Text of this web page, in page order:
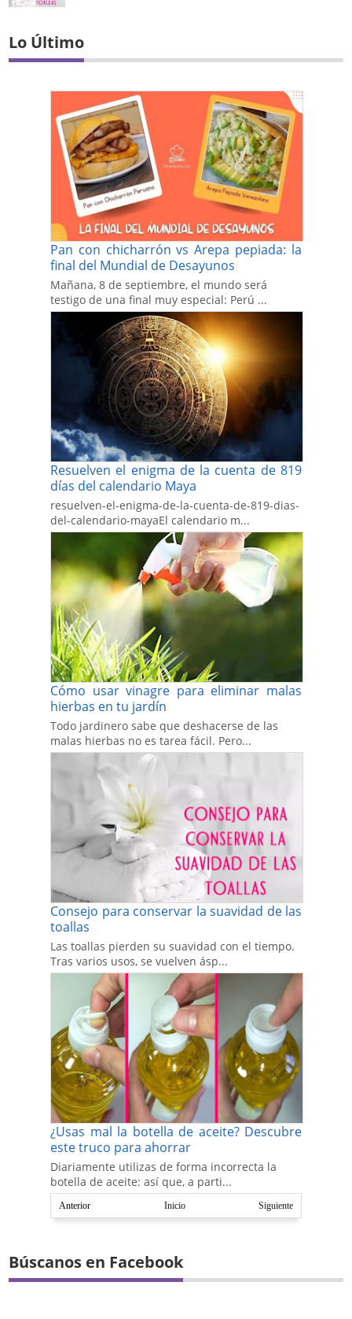
Lo Último
Pan con chicharrón vs Arepa pepiada: la
final del Mundial de Desayunos
Mañana, 8 de septiembre, el mundo será
testigo de una final muy especial: Perú ...
Resuelven el enigma de la cuenta de 819
días del calendario Maya
resuelven-el-enigma-de-la-cuenta-de-819-dias-
del-calendario-mayaEl calendario m...
Cómo usar vinagre para eliminar malas
hierbas en tu jardín
Todo jardinero sabe que deshacerse de las
malas hierbas no es tarea fácil. Pero...
Consejo para conservar la suavidad de las
toallas
Las toallas pierden su suavidad con el tiempo.
Tras varios usos, se vuelven ásp...
¿Usas mal la botella de aceite? Descubre
este truco para ahorrar
Diariamente utilizas de forma incorrecta la
botella de aceite: así que, a parti...
Anterior Siguiente
Inicio
Búscanos en Facebook